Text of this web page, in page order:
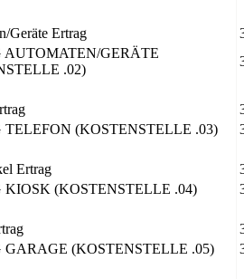
Geräte Ertrag
AUTOMATEN/GERÄTE
.02)
TELEFON (KOSTENSTELLE .03)
Ertrag
KIOSK (KOSTENSTELLE .04)
GARAGE (KOSTENSTELLE .05)